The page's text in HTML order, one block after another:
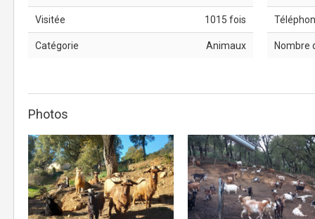
Visitée 1015 fois
Catégorie Animaux Nombre
Photos